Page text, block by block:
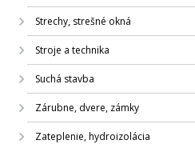
Strechy, strešné okná
Stroje a technika
Suchá stavba
Zárubne, dvere, zámky
Zateplenie, hydroizolácia